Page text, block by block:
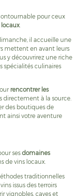
pour ceux
.
il accueille une
mettent en avant leurs
y découvrirez une riche
spécialités culinaires
rencontrer les
directement à la source.
des boutiques de
ainsi votre aventure
ses domaines
de vins locaux.
traditionnelles
issus des terroirs
vignobles, caves et